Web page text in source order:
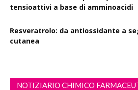
tensioattivi a base di amminoacidi
Resveratrolo: da antiossidante a
cutanea
NOTIZIARIO CHIMICO